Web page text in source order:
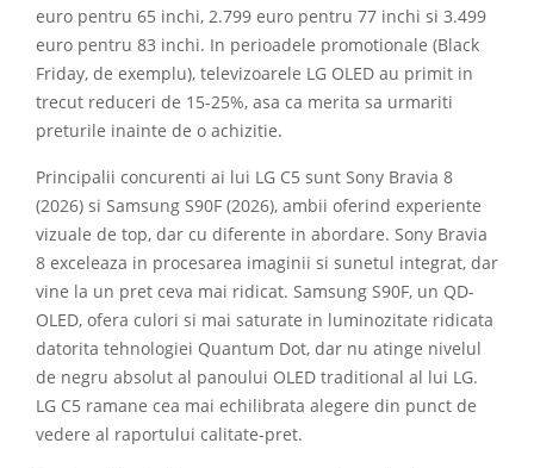
euro pentru 65 inchi, 2.799 euro pentru 77 inchi si 3.499
euro pentru 83 inchi. In perioadele promotionale (Black
Friday, de exemplu), televizoarele LG OLED au primit in
trecut reduceri de 15-25%, asa ca merita sa urmariti
preturile inainte de o achizitie.
Principalii concurenti ai lui LG C5 sunt Sony Bravia 8
(2026) si Samsung S90F (2026), ambii oferind experiente
vizuale de top, dar cu diferente in abordare. Sony Bravia
8 exceleaza in procesarea imaginii si sunetul integrat, dar
vine la un pret ceva mai ridicat. Samsung S90F, un QD-
OLED, ofera culori si mai saturate in luminozitate ridicata
datorita tehnologiei Quantum Dot, dar nu atinge nivelul
de negru absolut al panoului OLED traditional al lui LG.
LG C5 ramane cea mai echilibrata alegere din punct de
vedere al raportului calitate-pret.